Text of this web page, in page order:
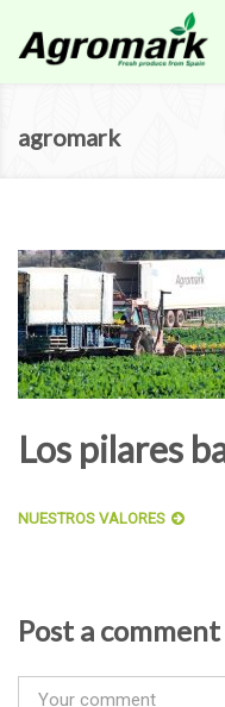
agromark
Los pilares
NUESTROS VALORES
Post a comment